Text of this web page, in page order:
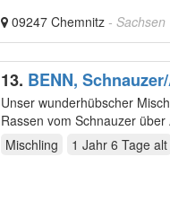
09247 Chemnitz - Sachsen
13. BENN, Schnauzer/
590,00 €
Unser wunderhübscher
Rassen vom Schnauzer
jedoch…
Mischling 1 Jahr 6 Tage alt